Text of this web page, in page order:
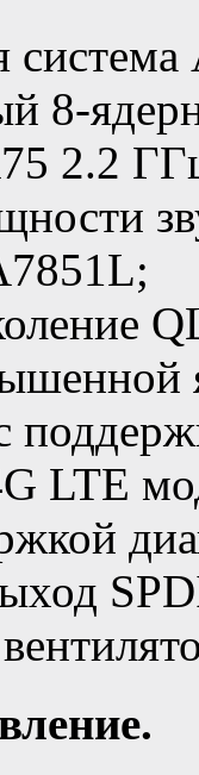
8-
2.2
LTE